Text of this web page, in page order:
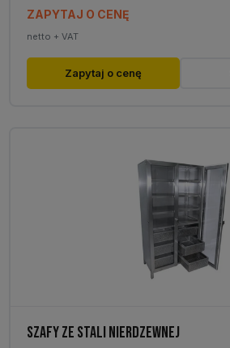
ZAPYTAJ O CENĘ
netto + VAT
Zapytaj o cenę
SZAFY ZE STALI NIERDZEWNEJ